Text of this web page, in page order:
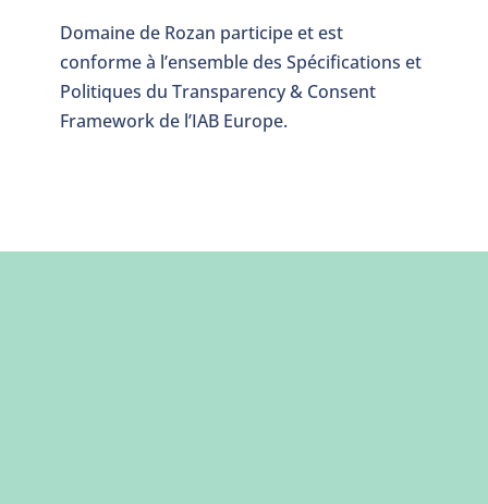
Domaine de Rozan participe et est
conforme à l’ensemble des Spécifications et
Politiques du Transparency & Consent
Framework de l’IAB Europe.